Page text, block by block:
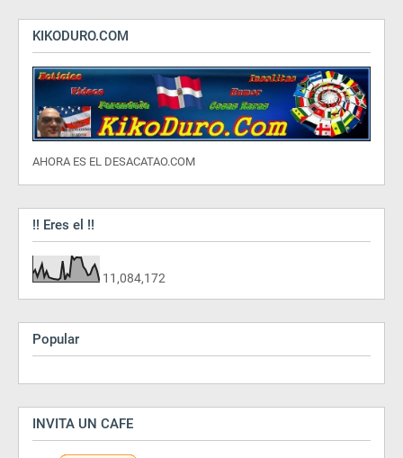
KIKODURO.COM
AHORA ES EL DESACATAO.COM
!! Eres el !!
11,084,172
Popular
INVITA UN CAFE